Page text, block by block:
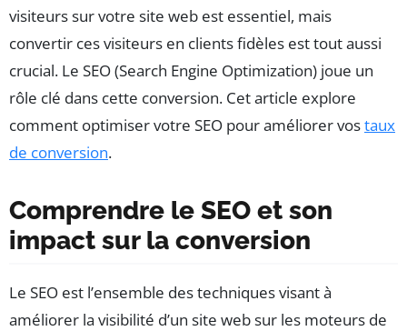
visiteurs sur votre site web est essentiel, mais
convertir ces visiteurs en clients fidèles est tout aussi
crucial. Le SEO (Search Engine Optimization) joue un
rôle clé dans cette conversion. Cet article explore
comment optimiser votre SEO pour améliorer vostaux
de conversion.
Comprendre le SEO et son
impact sur la conversion
Le SEO est l’ensemble des techniques visant à
améliorer la visibilité d’un site web sur les moteurs de